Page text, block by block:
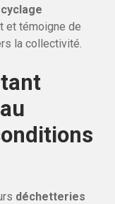
et témoigne de
la collectivité.
déchetteries